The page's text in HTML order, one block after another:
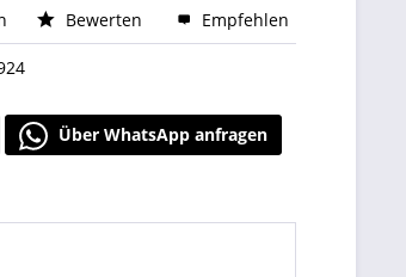
Bewerten Empfehlen
Über WhatsApp anfragen